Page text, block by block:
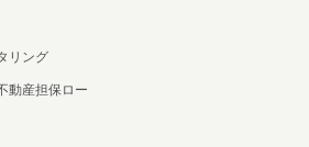
リング
動産担保ロー